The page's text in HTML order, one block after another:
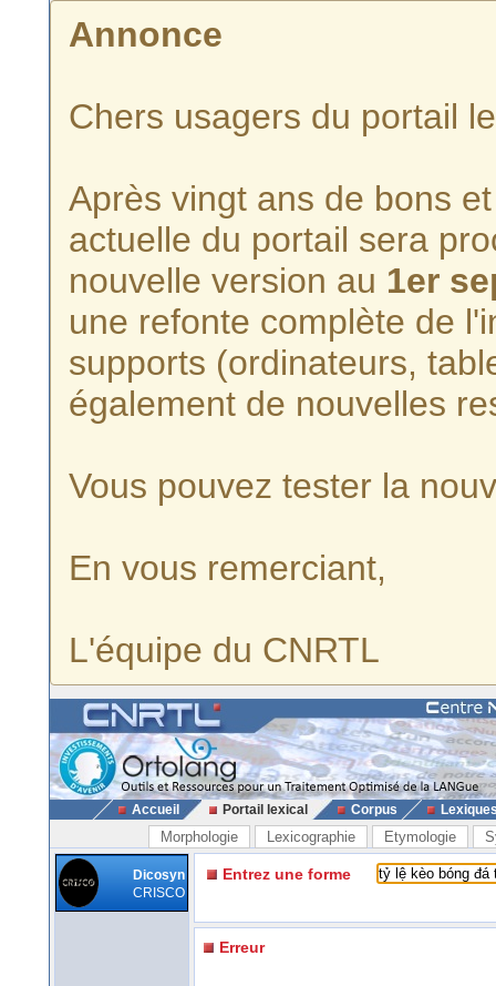
Annonce
Chers usagers du portail
Après vingt ans de bons
actuelle du portail sera
nouvelle version au 1er
une refonte complète de
supports (ordinateurs,
également de nouvelles
Vous pouvez tester la
En vous remerciant,
L'équipe du CNRTL
Accueil Portail lexical Corpus
Morphologie Lexicographie Etymologie
Dicosyn
CRISCO
Entrez une forme
Erreur